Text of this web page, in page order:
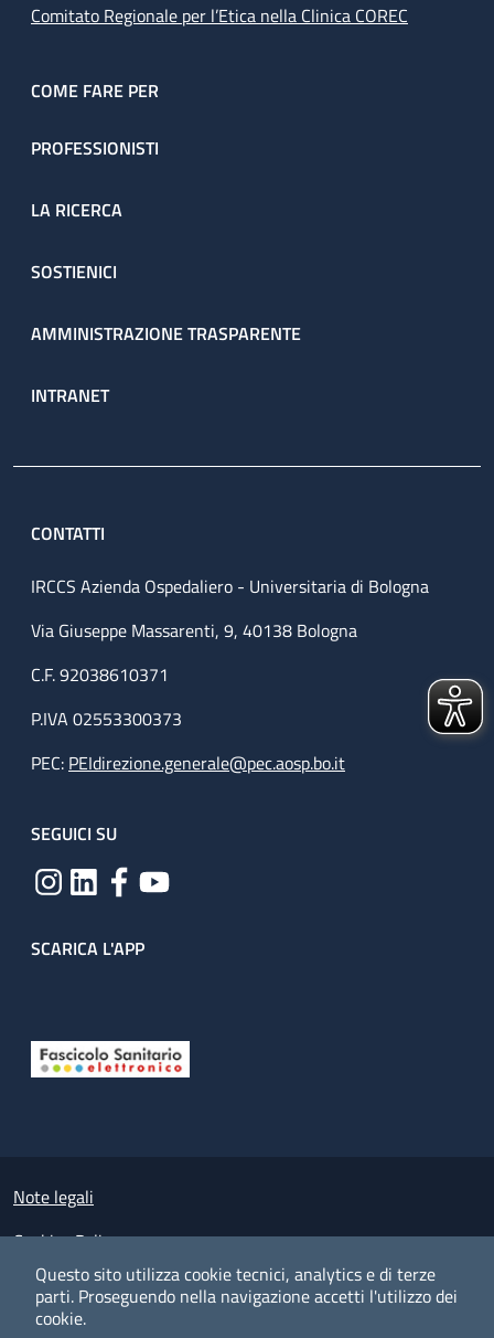
Questo sito utilizza cookie tecnici, analytics e di terze
parti. Proseguendo nella navigazione accetti l'utilizzo dei
cookie.
Comitato Regionale per l’Etica nella Clinica COREC
COME FARE PER
PROFESSIONISTI
LA RICERCA
SOSTIENICI
AMMINISTRAZIONE TRASPARENTE
INTRANET
CONTATTI
IRCCS Azienda Ospedaliero - Universitaria di Bologna
Via Giuseppe Massarenti, 9, 40138 Bologna
C.F. 92038610371
P.IVA 02553300373
PEC: PEIdirezione.generale@pec.aosp.bo.it
SEGUICI SU
SCARICA L'APP
Small prints
Note legali
Cookies Policy
Policy privacy e protezione del dato personale
Albo pretorio on-line